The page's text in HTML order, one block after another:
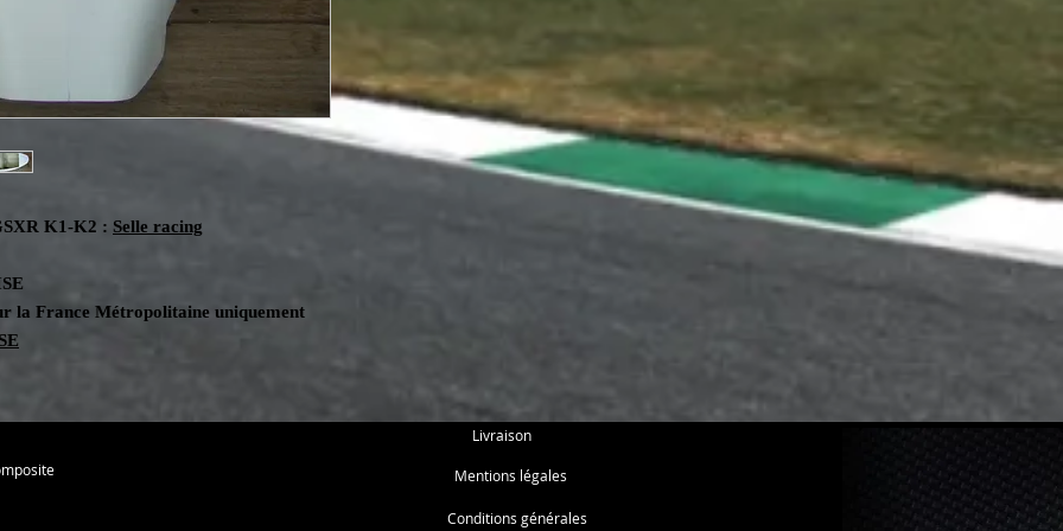
K1-K2 : Selle racing
la France Métropolitaine uniquement
Livraison
Mentions légales
Conditions générales